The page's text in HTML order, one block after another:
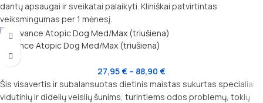
dantų apsaugai ir sveikatai palaikyti. Kliniškai patvirtintas
veiksmingumas per 1 mėnesį.
Advance Atopic Dog Med/Max (triušiena)
27,95€ – 88,90 €
Šis visavertis ir subalansuotas dietinis maistas sukurtas specialiai
vidutinių ir didelių veislių šunims, turintiems odos problemų, tokių